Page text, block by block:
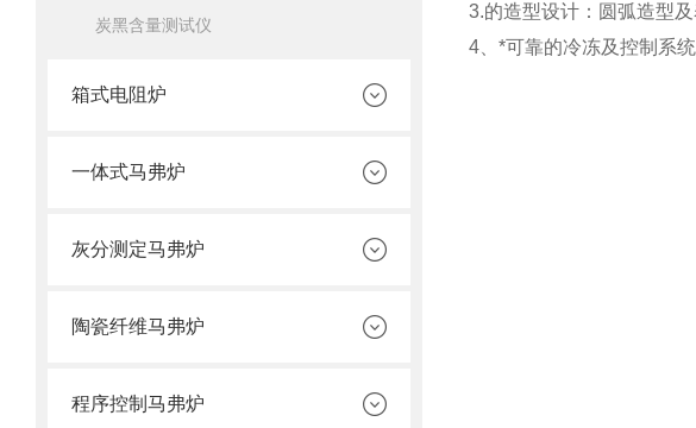
炭黑含量测试仪
箱式电阻炉
一体式马弗炉
灰分测定马弗炉
陶瓷纤维马弗炉
程序控制马弗炉
3.的造型设计：圆弧造型
4、*可靠的冷冻及控制系